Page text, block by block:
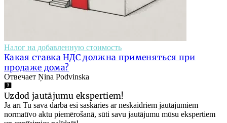
Налог на добавленную стоимость
Какая ставка НДС должна применяться при
продаже дома?
Отвечает Ņina Podvinska
Uzdod jautājumu ekspertiem!
Ja arī Tu savā darbā esi saskāries ar neskaidriem jautājumiem
normatīvo aktu piemērošanā, sūti savu jautājumu mūsu ekspertiem